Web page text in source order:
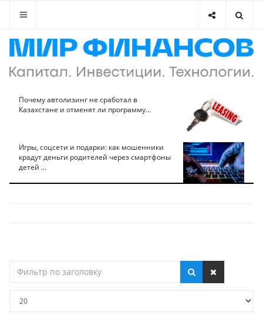
Почему автолизинг не сработал в
Казахстане и отменят ли программу...
Игры, соцсети и подарки: как мошенники
крадут деньги родителей через смартфоны
детей ...
по